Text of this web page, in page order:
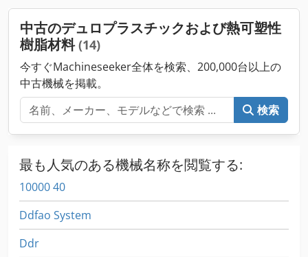
中古のデュロプラスチックおよび熱可塑性
樹脂材料(14)
今すぐMachineseeker全体を検索、200,000台以上の
中古機械を掲載。
検索
最も人気のある機械名称を閲覧する:
10000 40
Ddfao System
Ddr